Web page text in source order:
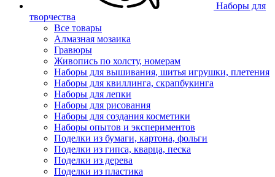
Наборы для
творчества
Все товары
Алмазная мозаика
Гравюры
Живопись по холсту, номерам
Наборы для вышивания, шитья игрушки, плетения
Наборы для квиллинга, скрапбукинга
Наборы для лепки
Наборы для рисования
Наборы для создания косметики
Наборы опытов и экспериментов
Поделки из бумаги, картона, фольги
Поделки из гипса, кварца, песка
Поделки из дерева
Поделки из пластика